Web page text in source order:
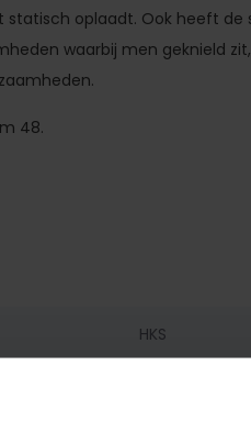
statisch oplaadt. Ook heeft de
waarbij men geknield
48.
HKS